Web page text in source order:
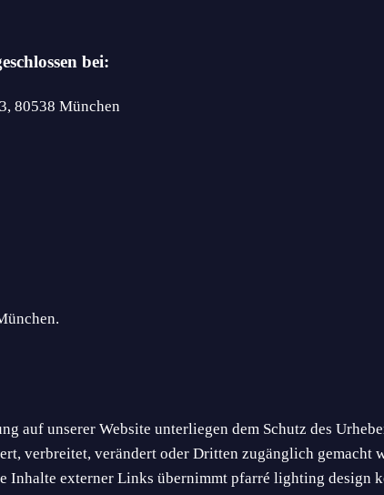
bei:
80538 München
auf unserer Website unterliegen dem Schutz des
verbreitet, verändert oder Dritten zugänglich gemacht
Inhalte externer Links übernimmt pfarré lighting design